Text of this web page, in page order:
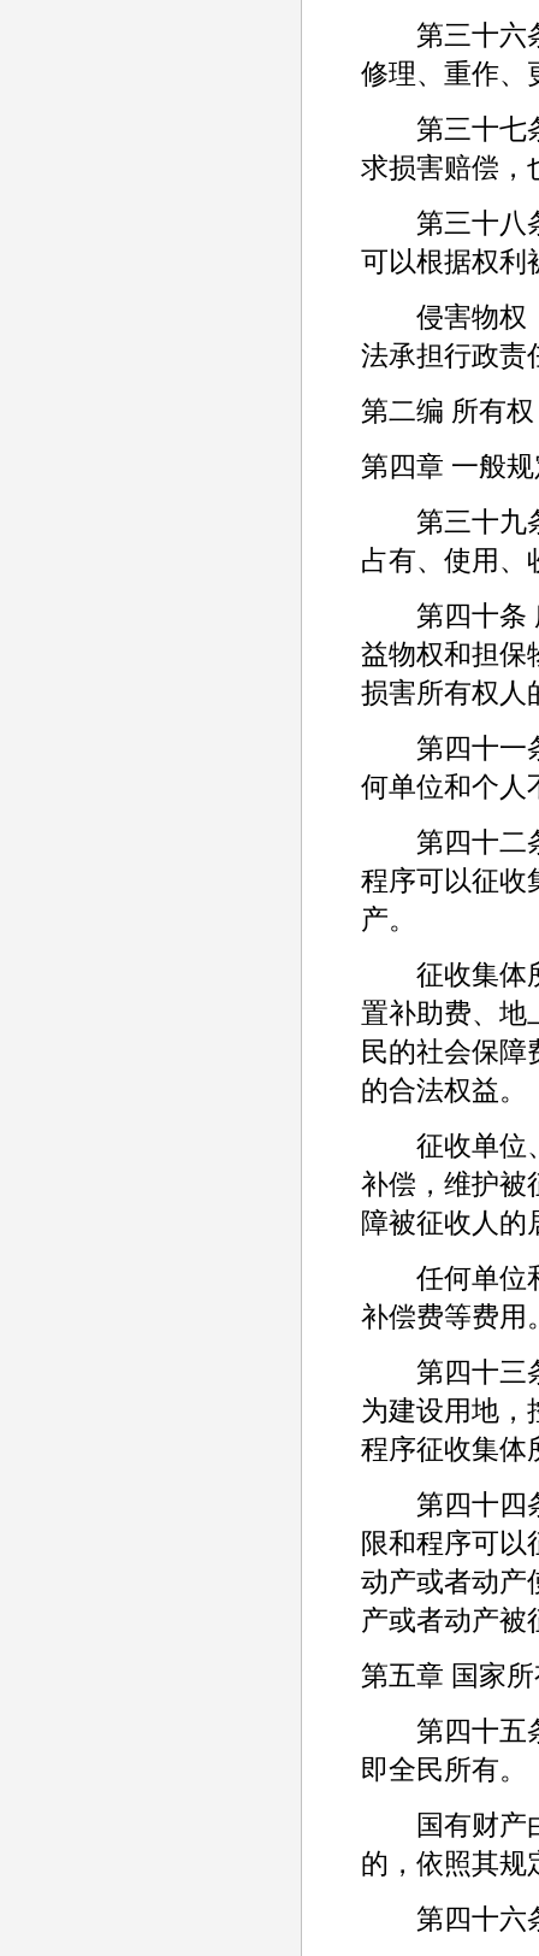
第三十六条
修理、重作、
第三十七条
求损害赔偿，
第三十八条
可以根据权利
侵害物权，
法承担行政责
第二编 所有权
第四章 一般
第三十九条
占有、使用、
第四十条
益物权和担保
损害所有权人
第四十一条
何单位和个人
第四十二条
程序可以征收
产。
征收集体所
置补助费、地
民的社会保障
的合法权益。
征收单位、
补偿，维护被
障被征收人的
任何单位和
补偿费等费用
第四十三条
为建设用地，
程序征收集体
第四十四条
限和程序可以
动产或者动产
产或者动产被
第五章 国家
第四十五条
即全民所有。
国有财产由
的，依照其规
第四十六条